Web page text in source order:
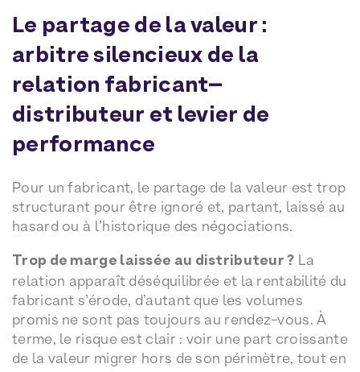
Le partage de la valeur :
arbitre silencieux de la
relation fabricant–
distributeur et levier de
performance
Pour un fabricant, le partage de la valeur est trop
structurant pour être ignoré et, partant, laissé au
hasard ou à l’historique des négociations.
Trop de marge laissée au distributeur ? La
relation apparaît déséquilibrée et la rentabilité du
fabricant s’érode, d’autant que les volumes
promis ne sont pas toujours au rendez-vous. À
terme, le risque est clair : voir une part croissante
de la valeur migrer hors de son périmètre, tout en